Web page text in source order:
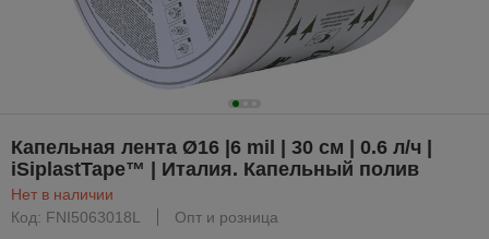
Капельная лента Ø16 |6 mil | 30 см | 0.6 л/ч |
iSiplastTape™ | Италия. Капельный полив
Нет в наличии
Код: FNI5063018L
Опт и розница